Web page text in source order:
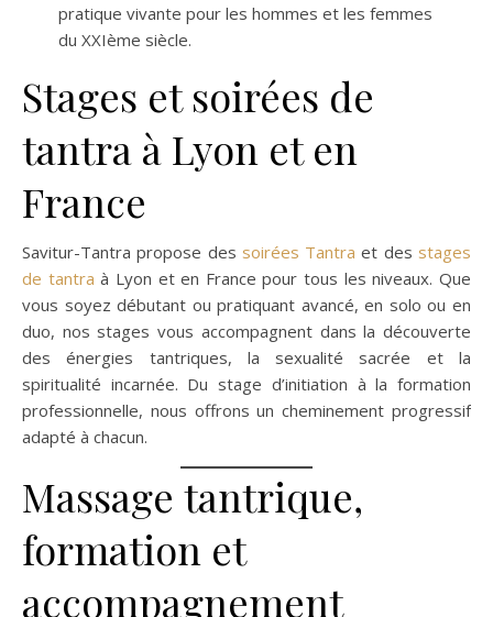
pratique vivante pour les hommes et les femmes
du XXIème siècle.
Stages et soirées de
tantra à Lyon et en
France
Savitur-Tantra propose des soirées Tantra et des stages
de tantra à Lyon et en France pour tous les niveaux. Que
vous soyez débutant ou pratiquant avancé, en solo ou en
duo, nos stages vous accompagnent dans la découverte
des énergies tantriques, la sexualité sacrée et la
spiritualité incarnée. Du stage d’initiation à la formation
professionnelle, nous offrons un cheminement progressif
adapté à chacun.
Massage tantrique,
formation et
accompagnement